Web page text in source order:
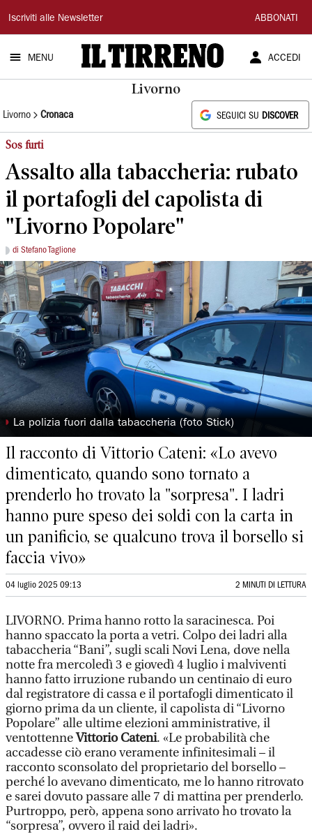
Il
Tirreno
Iscriviti alle Newsletter ABBONATI
MENU ACCEDI
Livorno
Livorno Cronaca SEGUICI SU DISCOVER
Sos furti
Assalto alla tabaccheria: rubato
il portafogli del capolista di
"Livorno Popolare"
di Stefano Taglione
◗ La polizia fuori dalla tabaccheria (foto Stick)
Il racconto di Vittorio Cateni: «Lo avevo
dimenticato, quando sono tornato a
prenderlo ho trovato la "sorpresa". I ladri
hanno pure speso dei soldi con la carta in
un panificio, se qualcuno trova il borsello si
faccia vivo»
04 luglio 2025 09:13 2 MINUTI DI LETTURA
LIVORNO. Prima hanno rotto la saracinesca. Poi
hanno spaccato la porta a vetri. Colpo dei ladri alla
tabaccheria “Bani”, sugli scali Novi Lena, dove nella
notte fra mercoledì 3 e giovedì 4 luglio i malviventi
hanno fatto irruzione rubando un centinaio di euro
dal registratore di cassa e il portafogli dimenticato il
giorno prima da un cliente, il capolista di “Livorno
Popolare” alle ultime elezioni amministrative, il
ventottenneVittorio Cateni. «Le probabilità che
accadesse ciò erano veramente infinitesimali – il
racconto sconsolato del proprietario del borsello –
perché lo avevano dimenticato, me lo hanno ritrovato
e sarei dovuto passare alle 7 di mattina per prenderlo.
Purtroppo, però, appena sono arrivato ho trovato la
“sorpresa”, ovvero il raid dei ladri».